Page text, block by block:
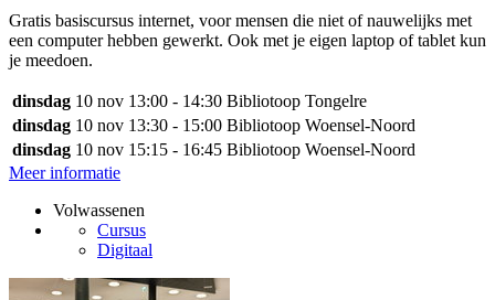
Gratis basiscursus internet, voor mensen die niet of nauwelijks met
een computer hebben gewerkt. Ook met je eigen laptop of tablet kun
je meedoen.
dinsdag 10 nov 13:00 - 14:30 Bibliotoop Tongelre
dinsdag 10 nov 13:30 - 15:00 Bibliotoop Woensel-Noord
dinsdag 10 nov 15:15 - 16:45 Bibliotoop Woensel-Noord
Meer informatie
Volwassenen
Cursus
Digitaal